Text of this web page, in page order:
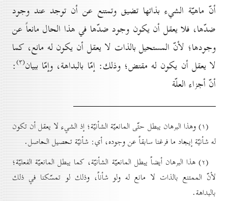
أنّ ماهيّة الشيء بذاتها تضيق وتمتنع عن أن توجد عند وجود
ضدّها، فلا يعقل أن يكون وجود ضدّها في هذا الحال مانعاً عن
وجودها؛ لأنّ المستحيل بالذات لا يعقل أن يكون له مانع، كما
لا يعقل أن يكون له مقتض؛ وذلك: إمّا بالبداهة، وإمّا ببيان(۳) :
أنّ أجزاء العلّة
(۱) وهذا البرهان يبطل حتّى المانعيّة الشأنيّة؛ إذ الشيء لا يعقل أن تكون
له شأنيّة إيجاد ما فرغنا سابقاً عن وجوده، أي: شأنيّة تحصيل الحاصل.
(۲) هذا البرهان أيضاً يبطل المانعيّة الشأنيّة، كما يبطل المانعيّة الفعليّة؛
لأنّ الممتنع بالذات لا مانع له ولو شأناً، وذلك لو تمسّكنا في ذلك
بالبداهة.